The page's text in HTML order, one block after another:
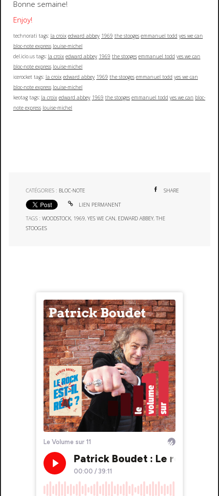
Bonne semaine!
Enjoy!
technorati tags: la croix edward abbey 1969 the stooges emmanuel todd yes we can
bloc-note express louise-michel
del.icio.us tags: la croix edward abbey 1969 the stooges emmanuel todd yes we can
bloc-note express louise-michel
icerocket tags: la croix edward abbey 1969 the stooges emmanuel todd yes we can
bloc-note express louise-michel
keotag tags: la croix edward abbey 1969 the stooges emmanuel todd yes we can bloc-
note express louise-michel
CATÉGORIES : BLOC-NOTE SHARE
LIEN PERMANENT
TAGS :WOODSTOCK, 1969,YES WE CAN, EDWARD ABBEY,THE
STOOGES